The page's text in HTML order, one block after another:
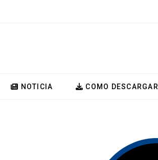
NOTICIA COMO DESCARGAR